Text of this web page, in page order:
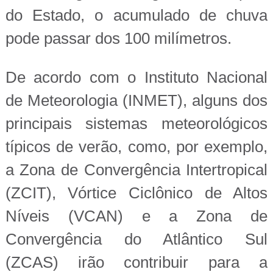
do Estado, o acumulado de chuva
pode passar dos 100 milímetros.
De acordo com o Instituto Nacional
de Meteorologia (INMET), alguns dos
principais sistemas meteorológicos
típicos de verão, como, por exemplo,
a Zona de Convergência Intertropical
(ZCIT), Vórtice Ciclônico de Altos
Níveis (VCAN) e a Zona de
Convergência do Atlântico Sul
(ZCAS) irão contribuir para a